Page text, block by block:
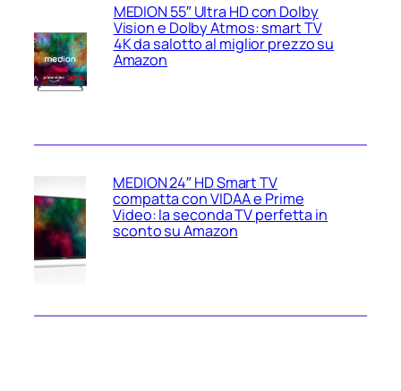
MEDION 55″ Ultra HD con Dolby
Vision e Dolby Atmos: smart TV
4K da salotto al miglior prezzo su
Amazon
MEDION 24″ HD Smart TV
compatta con VIDAA e Prime
Video: la seconda TV perfetta in
sconto su Amazon